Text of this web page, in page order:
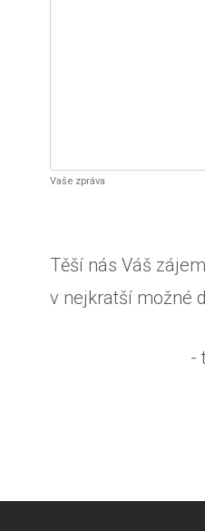
Vaše zpráva
Těší nás Váš
v nejkratší možné
-